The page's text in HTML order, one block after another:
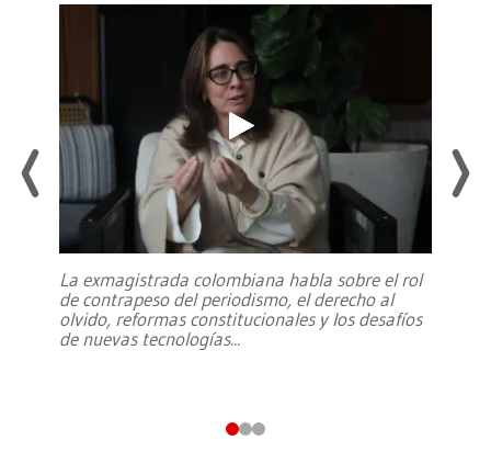
La exmagistrada colombiana habla sobre el rol
de contrapeso del periodismo, el derecho al
olvido, reformas constitucionales y los desafíos
de nuevas tecnologías...